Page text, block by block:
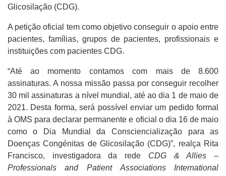
Glicosilação (CDG).
A petição oficial tem como objetivo conseguir o apoio entre
pacientes, famílias, grupos de pacientes, profissionais e
instituições com pacientes CDG.
“Até ao momento contamos com mais de 8.600
assinaturas. A nossa missão passa por conseguir recolher
30 mil assinaturas a nível mundial, até ao dia 1 de maio de
2021. Desta forma, será possível enviar um pedido formal
à OMS para declarar permanente e oficial o dia 16 de maio
como o Dia Mundial da Consciencialização para as
Doenças Congénitas de Glicosilação (CDG)”, realça Rita
Francisco, investigadora da rede CDG & Allies –
Professionals and Patient Associations International